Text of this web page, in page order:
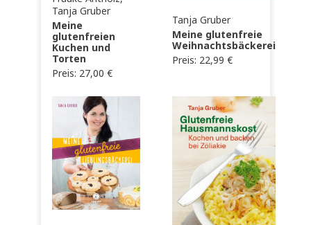
Tanja Gruber
Meine
glutenfreien
Kuchen und
Torten
Preis: 27,00€
Tanja Gruber
Meine glutenfreie
Weihnachtsbäckerei
Preis: 22,99€